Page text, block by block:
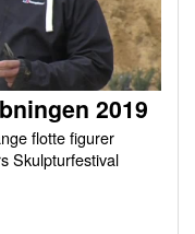
2019
flotte figurer
Skulpturfestival